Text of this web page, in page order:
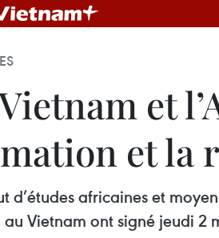
et
et la
d’études africaines et
au Vietnam ont signé jeudi 2